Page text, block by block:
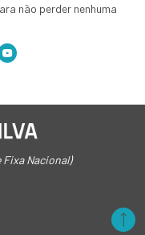
não perder nenhuma
Fixa Nacional)